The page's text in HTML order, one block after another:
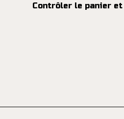
Contrôler le panier et